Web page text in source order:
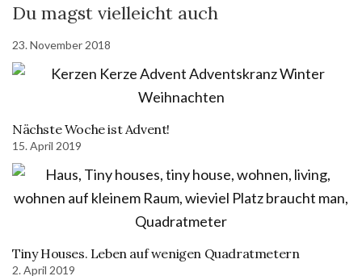
Du magst vielleicht auch
23. November 2018
Nächste Woche ist Advent!
15. April 2019
Tiny Houses. Leben auf wenigen Quadratmetern
2. April 2019